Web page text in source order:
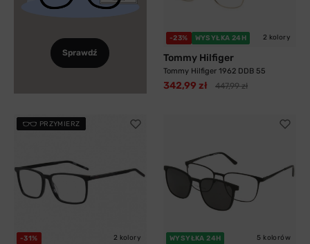
Sprawdź
-23% WYSYŁKA 24H 2 kolory
Tommy Hilfiger
Tommy Hilfiger 1962 DDB 55
342,99 zł 447,99 zł
PRZYMIERZ
-31% 2 kolory WYSYŁKA 24H 5 kolorów